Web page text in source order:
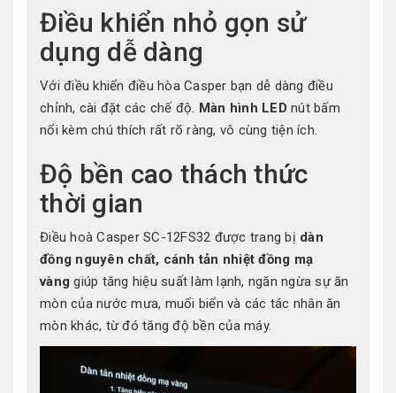
Điều khiển nhỏ gọn sử
dụng dễ dàng
Với điều khiển điều hòa Casper bạn dễ dàng điều
chỉnh, cài đặt các chế độ. Màn hình LED nút bấm
nổi kèm chú thích rất rõ ràng, vô cùng tiện ích.
Độ bền cao thách thức
thời gian
Điều hoà Casper SC-12FS32 được trang bị dàn
đồng nguyên chất, cánh tản nhiệt đồng mạ
vàng giúp tăng hiệu suất làm lạnh, ngăn ngừa sự ăn
mòn của nước mưa, muối biển và các tác nhân ăn
mòn khác, từ đó tăng độ bền của máy.